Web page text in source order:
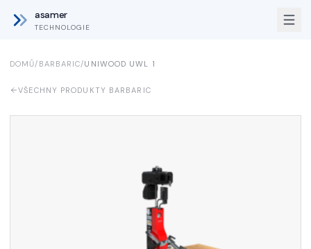
asamer
TECHNOLOGIE
DOMŮ/ BARBARIC/UNIWOOD UWL 1
VŠECHNY PRODUKTY BARBARIC